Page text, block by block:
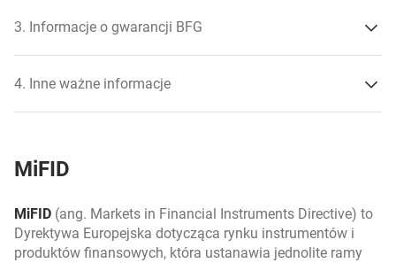
ryzyko branży,
ryzyko kredytowe,
ryzyko niedopuszczenia papierów wartościowych
emitenta do obrotu na rynku regulowanym,
3. Informacje o gwarancji BFG
4. Inne ważne informacje
MiFID
MiFID (ang. Markets in Financial Instruments Directive) to
Dyrektywa Europejska dotycząca rynku instrumentów i
produktów finansowych, która ustanawia jednolite ramy